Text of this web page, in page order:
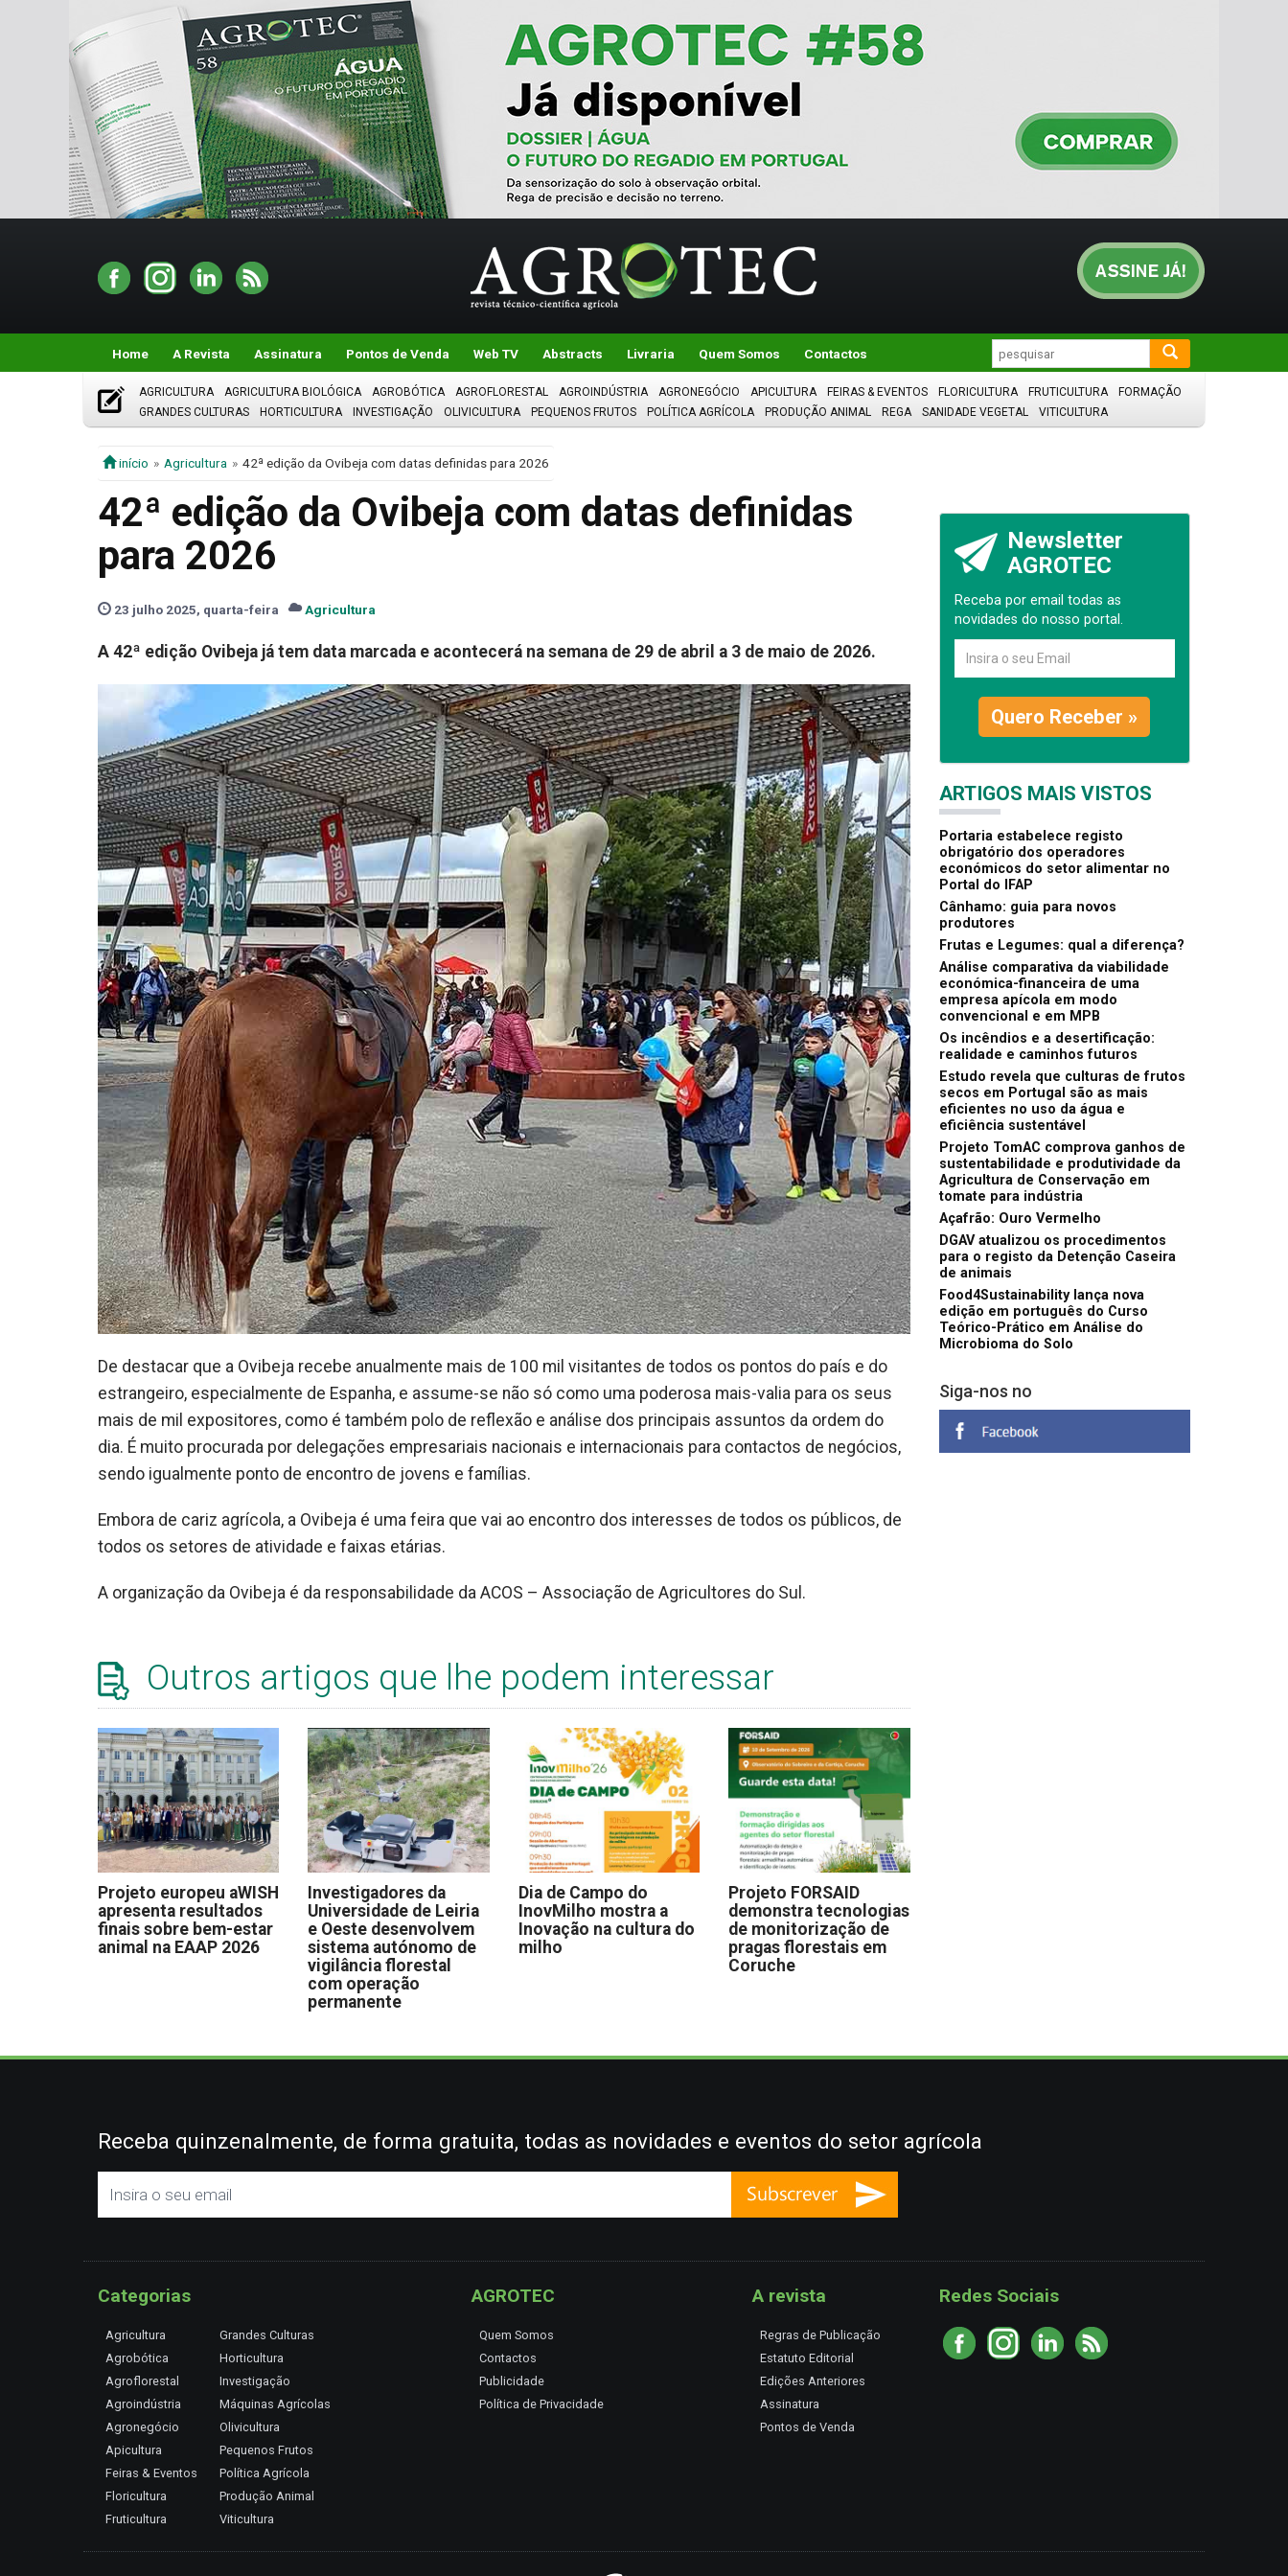
Home A Revista Assinatura Pontos de Venda Web TV Abstracts Livraria Quem Somos Contactos
AGRICULTURA AGRICULTURA BIOLÓGICA AGROBÓTICA AGROFLORESTAL AGROINDÚSTRIA AGRONEGÓCIO APICULTURA FEIRAS & EVENTOS FLORICULTURA FRUTICULTURA
FORMAÇÃO
GRANDES CULTURAS
HORTICULTURA INVESTIGAÇÃO OLIVICULTURA PEQUENOS FRUTOS POLÍTICA AGRÍCOLA PRODUÇÃO ANIMAL REGA SANIDADE VEGETAL VITICULTURA
início Agricultura 42ª edição da Ovibeja com datas definidas para 2026
42ª edição da Ovibeja com datas definidas
para 2026
23 julho 2025, quarta-feira Agricultura
A 42ª edição Ovibeja já tem data marcada e acontecerá na semana de 29 de abril a 3 de maio de 2026.
De destacar que a Ovibeja recebe anualmente mais de 100 mil visitantes de todos os pontos do país e do
estrangeiro, especialmente de Espanha, e assume-se não só como uma poderosa mais-valia para os seus
mais de mil expositores, como é também polo de reflexão e análise dos principais assuntos da ordem do
dia. É muito procurada por delegações empresariais nacionais e internacionais para contactos de negócios,
sendo igualmente ponto de encontro de jovens e famílias.
Embora de cariz agrícola, a Ovibeja é uma feira que vai ao encontro dos interesses de todos os públicos, de
todos os setores de atividade e faixas etárias.
A organização da Ovibeja é da responsabilidade da ACOS – Associação de Agricultores do Sul.
Outros artigos que lhe podem interessar
Projeto europeu aWISH
apresenta resultados
finais sobre bem-estar
animal na EAAP 2026
Investigadores da
Universidade de Leiria
e Oeste desenvolvem
sistema autónomo de
vigilância florestal
com operação
permanente
Dia de Campo do
InovMilho mostra a
Inovação na cultura do
milho
Projeto FORSAID
demonstra tecnologias
de monitorização de
pragas florestais em
Coruche
Newsletter
AGROTEC
Receba por email todas as
novidades do nosso portal.
Quero Receber »
ARTIGOS MAIS VISTOS
Portaria estabelece registo
obrigatório dos operadores
económicos do setor alimentar no
Portal do IFAP
Cânhamo: guia para novos
produtores
Frutas e Legumes: qual a diferença?
Análise comparativa da viabilidade
económica-financeira de uma
empresa apícola em modo
convencional e em MPB
Os incêndios e a desertificação:
realidade e caminhos futuros
Estudo revela que culturas de frutos
secos em Portugal são as mais
eficientes no uso da água e
eficiência sustentável
Projeto TomAC comprova ganhos de
sustentabilidade e produtividade da
Agricultura de Conservação em
tomate para indústria
Açafrão: Ouro Vermelho
DGAV atualizou os procedimentos
para o registo da Detenção Caseira
de animais
Food4Sustainability lança nova
edição em português do Curso
Teórico-Prático em Análise do
Microbioma do Solo
Siga-nos no
Receba quinzenalmente, de forma gratuita, todas as novidades e eventos do setor agrícola
Categorias
Agricultura
Agrobótica
Agroflorestal
Agroindústria
Agronegócio
Apicultura
Feiras & Eventos
Floricultura
Fruticultura
Grandes Culturas
Horticultura
Investigação
Máquinas Agrícolas
Olivicultura
Pequenos Frutos
Política Agrícola
Produção Animal
Viticultura
AGROTEC
Quem Somos
Contactos
Publicidade
Política de Privacidade
A revista
Regras de Publicação
Estatuto Editorial
Edições Anteriores
Assinatura
Pontos de Venda
Redes Sociais